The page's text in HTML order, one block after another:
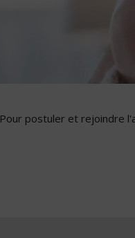
Pour postuler et rejoindre